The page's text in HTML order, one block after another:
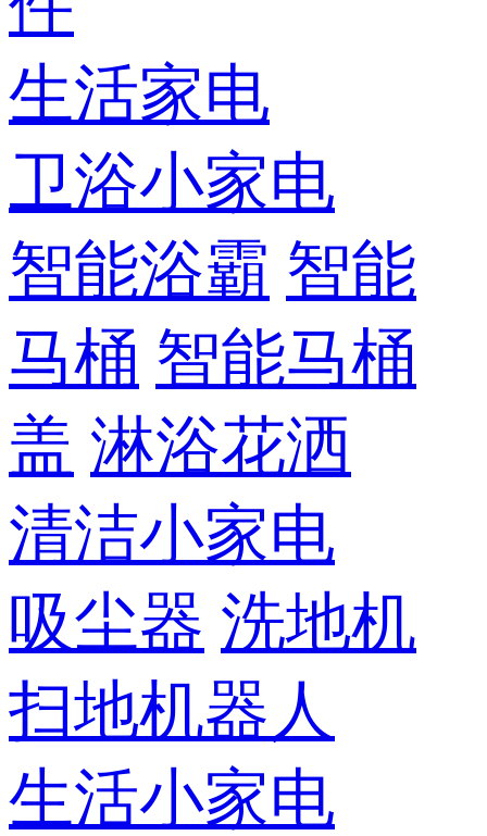
生活家电
卫浴小家电
智能浴霸 智能
马桶 智能马桶
盖 淋浴花洒
清洁小家电
吸尘器 洗地机
扫地机器人
生活小家电